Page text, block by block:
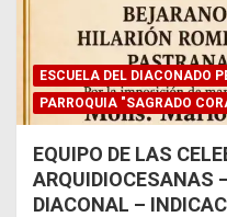
ESCUELA DEL DIACONADO
PARROQUIA "SAGRADO
EQUIPO DE LAS
ARQUIDIOCESANAS
DIACONAL –